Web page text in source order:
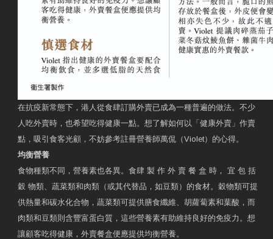
在抗疫新常態下，港人從食肆訂購外賣已成為一種普遍的做法。不少
人吃外賣時，也希望吃得健康一點。想了解如何以「健康外賣」作賣
點，吸引食客光顧，不妨參考註冊營養師萬侃（Violet）的心得。
均衡營養
食物種類不同，營養素也各異。食肆 製 作 外 賣 餐 盒 時， 宜 包 括
穀 物類、蔬菜類和肉類（或其代替品，如豆類）的食材。穀物類可提
供熱量和碳水化合物，蔬菜類可提供膳食纖維、胡蘿蔔素和葉酸，而
肉類和豆類則含豐富蛋白質，這些營養素有助維持良好的免疫力。想
讓顧客吃得健康，外賣餐盒便應提供均衡營養。